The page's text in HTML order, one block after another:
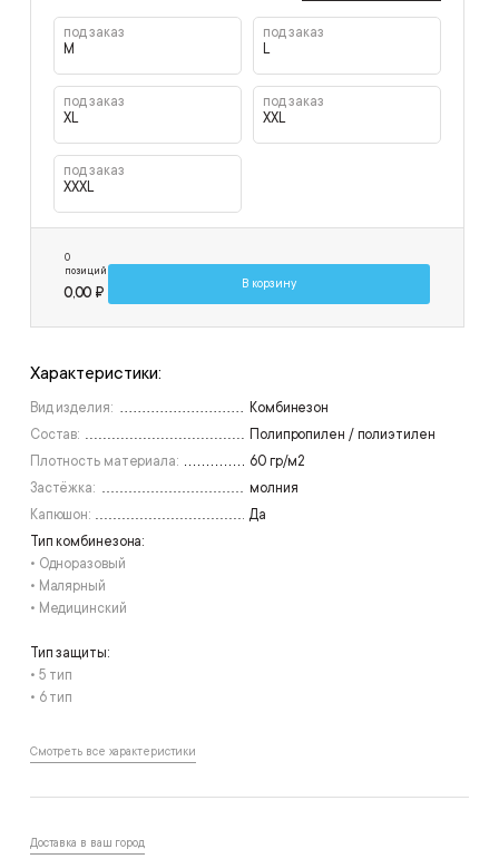
под заказ
M
под заказ
L
под заказ
XL
под заказ
XXL
под заказ
XXXL
0
позиций
0,00 ₽
В корзину
Характеристики:
Вид изделия:
Комбинезон
Состав:
Полипропилен / полиэтилен
Плотность материала:
60 гр/м2
Застёжка:
молния
Капюшон:
Да
Тип комбинезона:
• Одноразовый
• Малярный
• Медицинский
Тип защиты:
• 5 тип
• 6 тип
Смотреть все характеристики
Доставка в ваш город